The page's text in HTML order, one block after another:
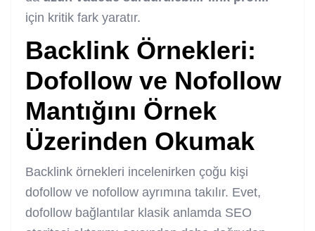
için kritik fark yaratır.
Backlink Örnekleri:
Dofollow ve Nofollow
Mantığını Örnek
Üzerinden Okumak
Backlink örnekleri incelenirken çoğu kişi
dofollow ve nofollow ayrımına takılır. Evet,
dofollow bağlantılar klasik anlamda SEO